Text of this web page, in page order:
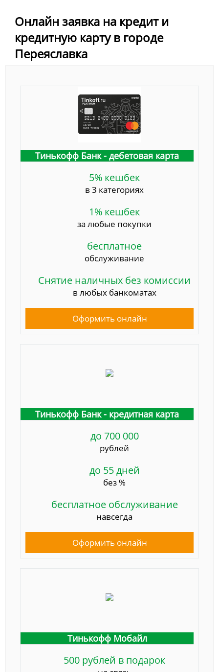
Онлайн заявка на кредит и
кредитную карту в городе
Переяславка
Тинькофф Банк - дебетовая карта
5% кешбек
в 3 категориях
1% кешбек
за любые покупки
бесплатное
обслуживание
Снятие наличных без комиссии
в любых банкоматах
Оформить онлайн
Тинькофф Банк - кредитная карта
до 700 000
рублей
до 55 дней
без %
бесплатное обслуживание
навсегда
Оформить онлайн
Тинькофф Мобайл
500 рублей в подарок